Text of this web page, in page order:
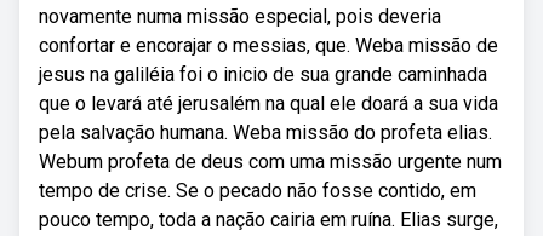
novamente numa missão especial, pois deveria
confortar e encorajar o messias, que. Weba missão de
jesus na galiléia foi o inicio de sua grande caminhada
que o levará até jerusalém na qual ele doará a sua vida
pela salvação humana. Weba missão do profeta elias.
Webum profeta de deus com uma missão urgente num
tempo de crise. Se o pecado não fosse contido, em
pouco tempo, toda a nação cairia em ruína. Elias surge,